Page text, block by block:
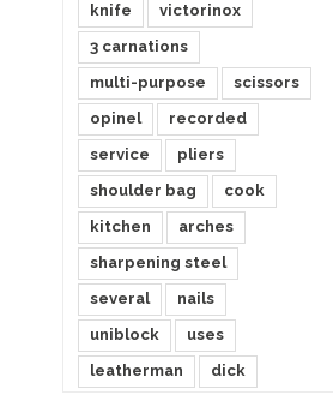
knife
victorinox
3 carnations
multi-purpose
scissors
opinel
recorded
service
pliers
shoulder bag
cook
kitchen
arches
sharpening steel
several
nails
uniblock
uses
leatherman
dick